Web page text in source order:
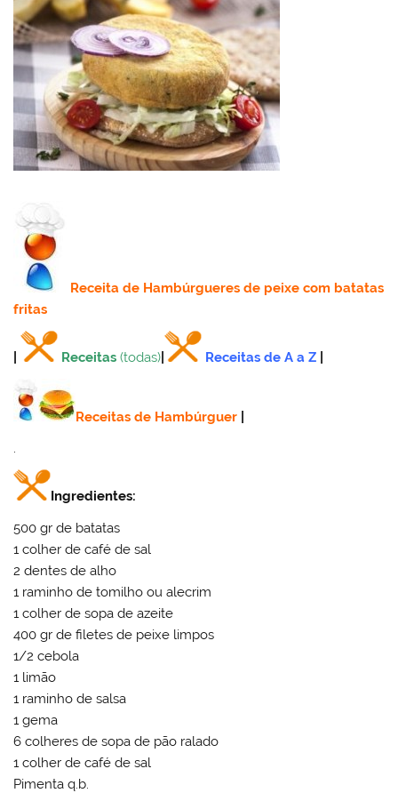
Receitade Hambúrgueres de peixe com batatas
fritas
Receitas (todas) Receitas de A a Z
Receitas de Hambúrguer
.
Ingredientes:
500 gr de batatas
1 colher de café de sal
2 dentes de alho
1 raminho de tomilho ou alecrim
1 colher de sopa de azeite
400 gr de filetes de peixe limpos
1/2 cebola
1 limão
1 raminho de salsa
1 gema
6 colheres de sopa de pão ralado
1 colher de café de sal
Pimenta q.b.